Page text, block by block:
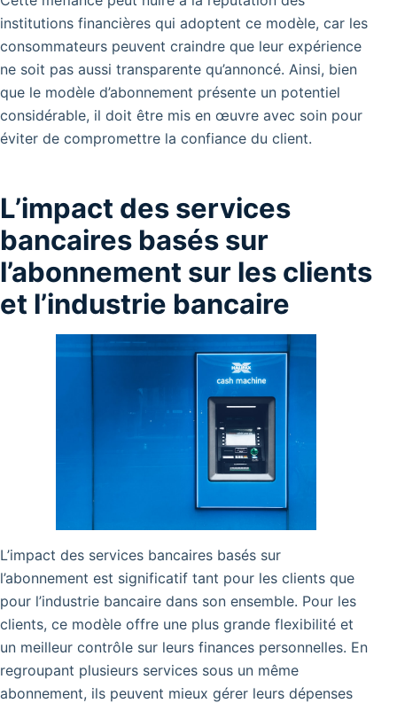
institutions financières qui adoptent ce modèle, car les
consommateurs peuvent craindre que leur expérience
ne soit pas aussi transparente qu’annoncé. Ainsi, bien
que le modèle d’abonnement présente un potentiel
considérable, il doit être mis en œuvre avec soin pour
éviter de compromettre la confiance du client.
L’impact des services
bancaires basés sur
l’abonnement sur les clients
et l’industrie bancaire
L’impact des services bancaires basés sur
l’abonnement est significatif tant pour les clients que
pour l’industrie bancaire dans son ensemble. Pour les
clients, ce modèle offre une plus grande flexibilité et
un meilleur contrôle sur leurs finances personnelles. En
regroupant plusieurs services sous un même
abonnement, ils peuvent mieux gérer leurs dépenses